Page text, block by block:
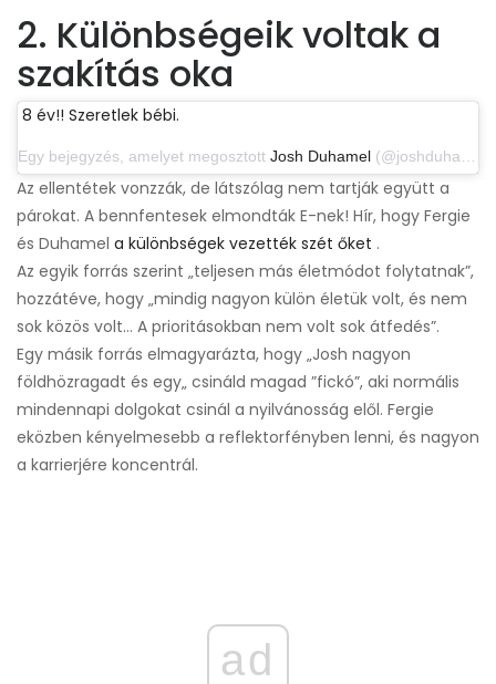
2. Különbségeik voltak a
szakítás oka
8 év!! Szeretlek bébi.
Egy bejegyzés, amelyet megosztott Josh Duhamel (@joshduhamel) 2017. január 10-én 16: 04-kor PST
Az ellentétek vonzzák, de látszólag nem tartják együtt a
párokat. A bennfentesek elmondták E-nek! Hír, hogy Fergie
és Duhamel a különbségek vezették szét őket .
Az egyik forrás szerint „teljesen más életmódot folytatnak”,
hozzátéve, hogy „mindig nagyon külön életük volt, és nem
sok közös volt… A prioritásokban nem volt sok átfedés”.
Egy másik forrás elmagyarázta, hogy „Josh nagyon
földhözragadt és egy„ csináld magad ”fickó”, aki normális
mindennapi dolgokat csinál a nyilvánosság elől. Fergie
eközben kényelmesebb a reflektorfényben lenni, és nagyon
a karrierjére koncentrál.
ad